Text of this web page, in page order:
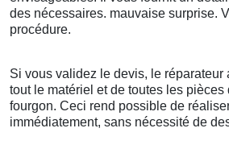
des nécessaires. mauvaise surprise.
procédure.
Si vous validez le devis, le réparateur
tout le matériel et de toutes les pièces
fourgon. Ceci rend possible de
immédiatement, sans nécessité de